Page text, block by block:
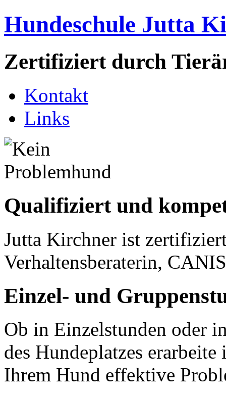
Hundeschule Jutta
Zertifiziert durch
Kontakt
Links
Qualifiziert und
Jutta Kirchner ist
Verhaltensberaterin,
Einzel- und
Ob in Einzelstunden oder
des Hundeplatzes
Ihrem Hund effektive